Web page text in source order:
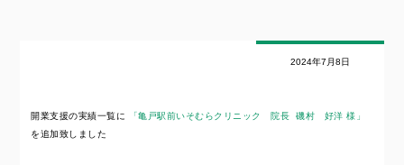
2024年7月8日
開業支援の実績一覧に
「亀戸駅前いそむらクリニック 院長 磯村 好洋 様」
を追加致しました